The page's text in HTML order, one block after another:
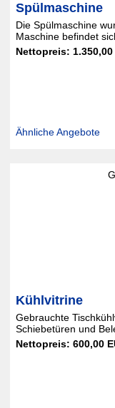
Spülmaschine
Die Spülmaschine
Maschine befindet
Nettopreis: 1.350,00
Ähnliche Angebote
Kühlvitrine
Gebrauchte
Schiebetüren und
Nettopreis: 600,00